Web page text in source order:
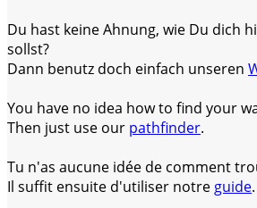
Du hast keine Ahnung, wie Du dich
sollst?
Dann benutz doch einfach unseren
You have no idea how to find your
Then just use our pathfinder.
Tu n'as aucune idée de comment
Il suffit ensuite d'utiliser notre guide.